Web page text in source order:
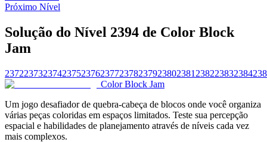
Próximo Nível
Solução do Nível 2394 de Color Block
Jam
2372237323742375237623772378237923802381 238223832384
Color Block Jam
Um jogo desafiador de quebra-cabeça de blocos onde você organiza
várias peças coloridas em espaços limitados. Teste sua percepção
espacial e habilidades de planejamento através de níveis cada vez
mais complexos.